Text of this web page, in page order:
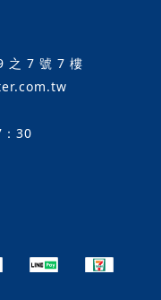
之 7 號 7 樓
30